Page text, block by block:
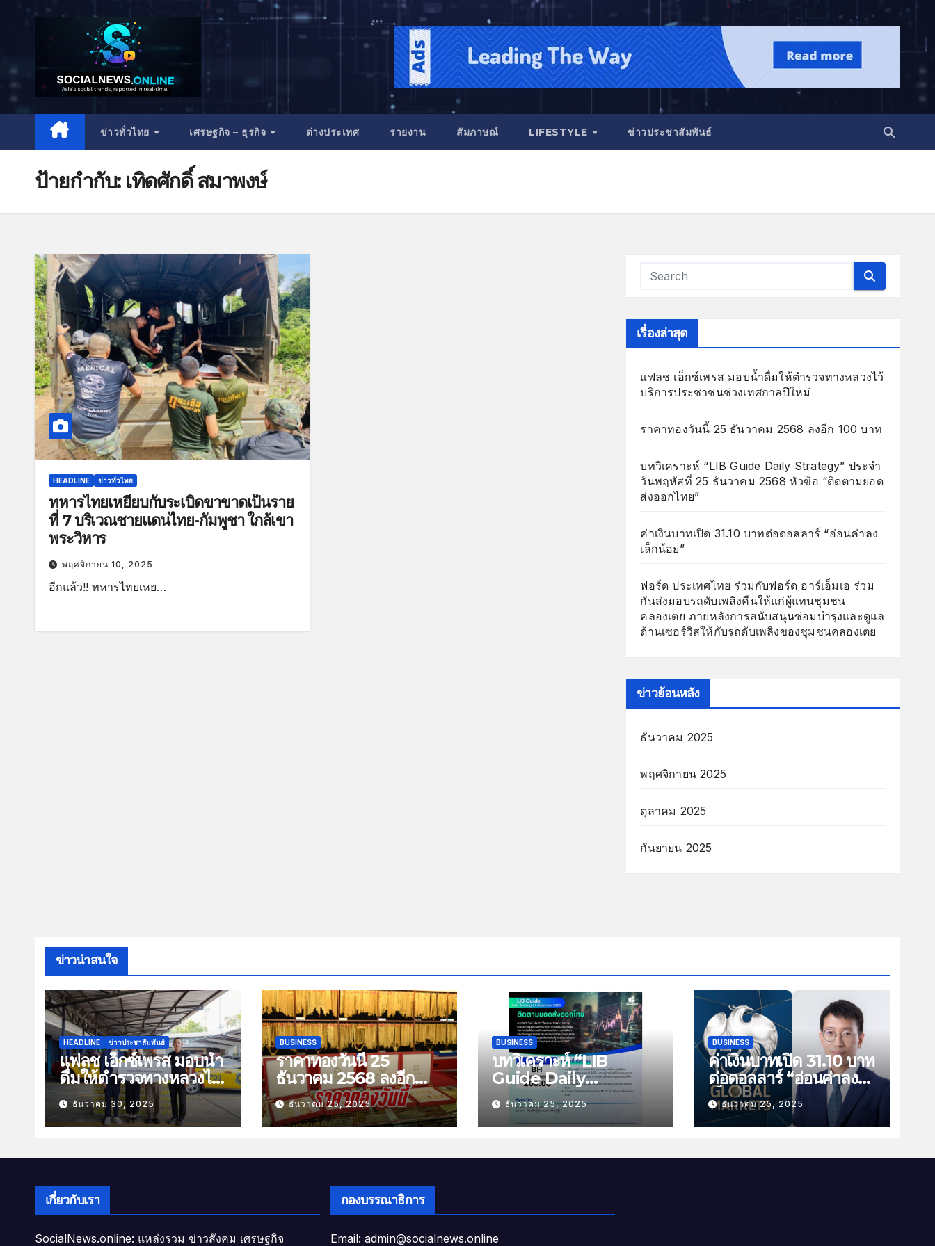
ข่าวทั่วไทย เศรษฐกิจ – ธุรกิจ ต่างประเทศ รายงาน สัมภาษณ์ LIFESTYLE ข่าวประชาสัมพันธ์
ป้ายกำกับ: เทิดศักดิ์ สมาพงษ์
HEADLINE ข่าวทั่วไทย
ทหารไทยเหยียบกับระเบิดขาขาดเป็นราย
ที่ 7 บริเวณชายแดนไทย-กัมพูชา ใกล้เขา
พระวิหาร
พฤศจิกายน 10, 2025
อีกแล้ว!! ทหารไทยเหย…
เรื่องล่าสุด
แฟลช เอ็กซ์เพรส มอบน้ำดื่มให้ตำรวจทางหลวงไว้
บริการประชาชนช่วงเทศกาลปีใหม่
ราคาทองวันนี้ 25 ธันวาคม 2568 ลงอีก 100 บาท
บทวิเคราะห์ “LIB Guide Daily Strategy” ประจำ
วันพฤหัสที่ 25 ธันวาคม 2568 หัวข้อ “ติดตามยอด
ส่งออกไทย”
ค่าเงินบาทเปิด 31.10 บาทต่อดอลลาร์ “อ่อนค่าลง
เล็กน้อย”
ฟอร์ด ประเทศไทย ร่วมกับฟอร์ด อาร์เอ็มเอ ร่วม
กันส่งมอบรถดับเพลิงคืนให้แก่ผู้แทนชุมชน
คลองเตย ภายหลังการสนับสนุนซ่อมบำรุงและดูแล
ด้านเซอร์วิสให้กับรถดับเพลิงของชุมชนคลองเตย
ข่าวย้อนหลัง
ธันวาคม 2025
พฤศจิกายน 2025
ตุลาคม 2025
กันยายน 2025
ข่าวน่าสนใจ
HEADLINE ข่าวประชาสัมพันธ์
แฟลช เอ็กซ์เพรส มอบน้ำ
ดื่มให้ตำรวจทางหลวงไว้
บริการประชาชนช่วง
เทศกาลปีใหม่
ธันวาคม 30, 2025
BUSINESS
ราคาทองวันนี้ 25
ธันวาคม 2568 ลงอีก
100 บาท
ธันวาคม 25, 2025
BUSINESS
บทวิเคราะห์ “LIB
Guide Daily
Strategy” ประจำวัน
พฤหัสที่ 25 ธันวาคม
2568 หัวข้อ “ติดตาม
ธันวาคม 25, 2025
BUSINESS
ค่าเงินบาทเปิด 31.10 บาท
ต่อดอลลาร์ “อ่อนค่าลง
เล็กน้อย”
ธันวาคม 25, 2025
เกี่ยวกับเรา
SocialNews.online: แหล่งรวม ข่าวสังคม เศรษฐกิจ
กองบรรณาธิการ
Email: admin@socialnews.online